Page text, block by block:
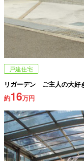
戸建住宅
リガーデン ご主人の大好
約16万円